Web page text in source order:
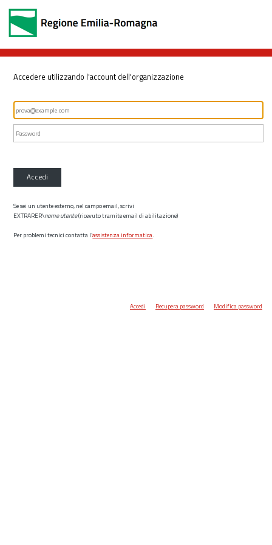
Accedere utilizzando l'account dell'organizzazione
Accedi
Se sei un utente esterno, nel campo email, scrivi
EXTRARER\nome utente(ricevuto tramite email di abilitazione)
Per problemi tecnici contatta l’assistenza informatica.
Accedi Recupera password Modifica password